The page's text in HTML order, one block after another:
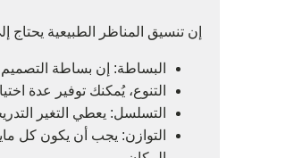
إن تنسيق المناظر الطبيعية
البساطة: إن بساطة
التنوع، يُمكنك توفير عدة
التسلسل: يعطي التغير
التوازن: يجب أن يكون كل